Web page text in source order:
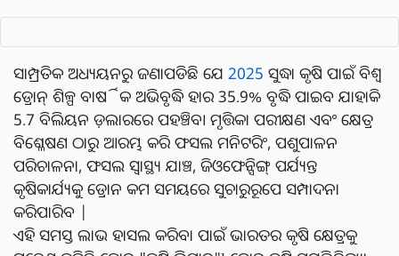
ସାମ୍ପ୍ରତିକ ଅଧ୍ୟୟନରୁ ଜଣାପଡିଛି ଯେ 2025 ସୁଦ୍ଧା କୃଷି ପାଇଁ ବିଶ୍ୱ
ଡ୍ରୋନ୍ ଶିଳ୍ପ ବାର୍ଷିକ ଅଭିବୃଦ୍ଧି ହାର 35.9% ବୃଦ୍ଧି ପାଇବ ଯାହାକି
5.7 ବିଲିୟନ ଡ଼ଲାରରେ ପହଞ୍ଚିବ। ମୃତ୍ତିକା ପରୀକ୍ଷଣ ଏବଂ କ୍ଷେତ୍ର
ବିଶ୍ଳେଷଣ ଠାରୁ ଆରମ୍ଭ କରି ଫସଲ ମନିଟରିଂ, ପଶୁପାଳନ
ପରିଚାଳନା, ଫସଲ ସ୍ୱାସ୍ଥ୍ୟ ଯାଞ୍ଚ, ଜିଓଫେନ୍ସିଙ୍ଗ୍ ପର୍ଯ୍ୟନ୍ତ
କୃଷିକାର୍ଯ୍ୟକୁ ଡ୍ରୋନ କମ ସମୟରେ ସୁଚାରୁରୂପେ ସମ୍ପାଦନା
କରିପାରିବ |
ଏହି ସମସ୍ତ ଲାଭ ହାସଲ କରିବା ପାଇଁ ଭାରତର କୃଷି କ୍ଷେତ୍ରକୁ